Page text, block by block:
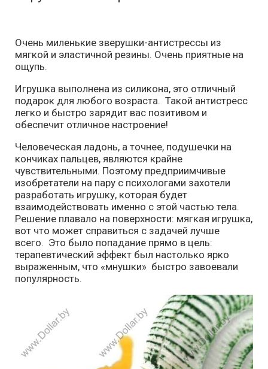
Очень миленькие зверушки-антистрессы из
мягкой и эластичной резины. Очень приятные на
ощупь.
Игрушка выполнена из силикона, это отличный
подарок для любого возраста. Такой антистресс
легко и быстро зарядит вас позитивом и
обеспечит отличное настроение!
Человеческая ладонь, а точнее, подушечки на
кончиках пальцев, являются крайне
чувствительными. Поэтому предприимчивые
изобретатели на пару с психологами захотели
разработать игрушку, которая будет
взаимодействовать именно с этой частью тела.
Решение плавало на поверхности: мягкая игрушка,
вот что может справиться с задачей лучше
всего. Это было попадание прямо в цель:
терапевтический эффект был настолько ярко
выраженным, что «мнушки» быстро завоевали
популярность.